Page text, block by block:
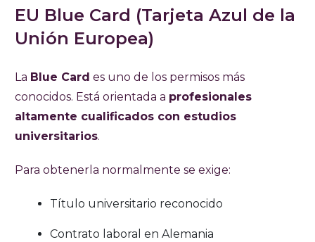
EU Blue Card (Tarjeta Azul de la
Unión Europea)
La Blue Card es uno de los permisos más
conocidos. Está orientada a profesionales
altamente cualificados con estudios
universitarios.
Para obtenerla normalmente se exige:
Título universitario reconocido
Contrato laboral en Alemania